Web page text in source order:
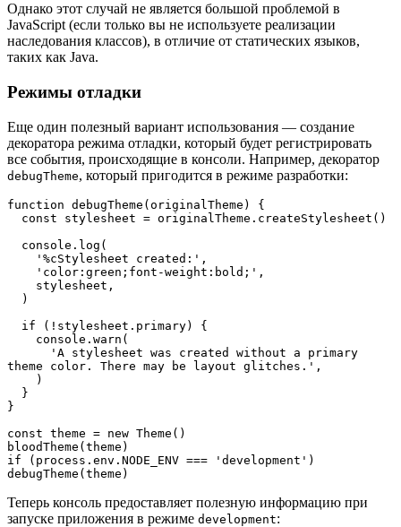
Однако этот случай не является большой проблемой в
JavaScript (если только вы не используете реализации
наследования классов), в отличие от статических языков,
таких как Java.
Режимы отладки
Еще один полезный вариант использования — создание
декоратора режима отладки, который будет регистрировать
все события, происходящие в консоли. Например, декоратор
debugTheme, который пригодится в режиме разработки:
function debugTheme(originalTheme) {
theme color. There may be layout glitches.',
}
const theme = new Theme()
bloodTheme(theme)
if (process.env.NODE_ENV === 'development')
debugTheme(theme)
Теперь консоль предоставляет полезную информацию при
запуске приложения в режиме development: